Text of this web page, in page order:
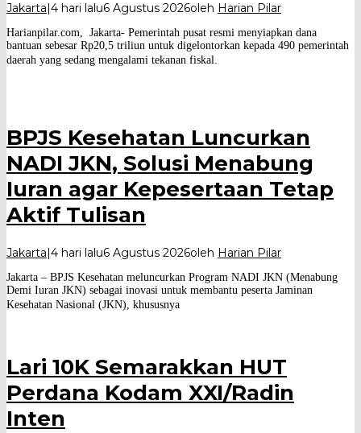
Jakarta 4 hari lalu6 Agustus 2026oleh Harian Pilar
Harianpilar.com, Jakarta- Pemerintah pusat resmi menyiapkan dana
bantuan sebesar Rp20,5 triliun untuk digelontorkan kepada 490 pemerintah
daerah yang sedang mengalami tekanan fiskal.
BPJS Kesehatan Luncurkan
NADI JKN, Solusi Menabung
Iuran agar Kepesertaan Tetap
Aktif Tulisan
Jakarta|4 hari lalu6 Agustus 2026oleh Harian Pilar
Jakarta – BPJS Kesehatan meluncurkan Program NADI JKN (Menabung
Demi Iuran JKN) sebagai inovasi untuk membantu peserta Jaminan
Kesehatan Nasional (JKN), khususnya
Lari 10K Semarakkan HUT
Perdana Kodam XXI/Radin
Inten